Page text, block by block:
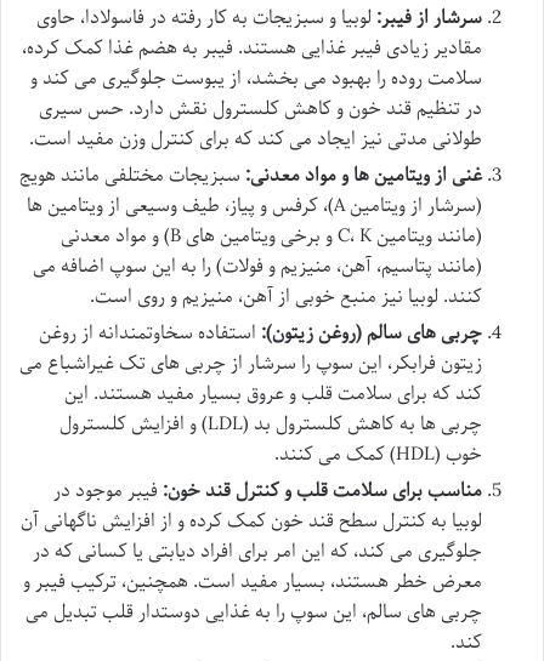
سرشار از فیبر:لوبیا و سبزیجات به کار رفته در فاسولادا، حاوی
مقادیر زیادی فیبر غذایی هستند. فیبر به هضم غذا کمک کرده،
سلامت روده را بهبود می بخشد، از یبوست جلوگیری می کند و
در تنظیم قند خون و کاهش کلسترول نقش دارد. حس سیری
طولانی مدتی نیز ایجاد می کند که برای کنترل وزن مفید است.
غنی از ویتامین ها و مواد معدنی: سبزیجات مختلفی مانند هویج
(سرشار از ویتامین A)، کرفس و پیاز، طیف وسیعی از ویتامین ها
(مانند ویتامین C، K و برخی ویتامین های B) و مواد معدنی
(مانند پتاسیم، آهن، منیزیم و فولات) را به این سوپ اضافه می
کنند. لوبیا نیز منبع خوبی از آهن، منیزیم و روی است.
چربی های سالم (روغن زیتون): استفاده سخاوتمندانه از روغن
زیتون فرابکر، این سوپ را سرشار از چربی های تک غیراشباع می
کند که برای سلامت قلب و عروق بسیار مفید هستند. این
چربی ها به کاهش کلسترول بد (LDL) و افزایش کلسترول
خوب (HDL) کمک می کنند.
مناسب برای سلامت قلب و کنترل قند خون: فیبر موجود در
لوبیا به کنترل سطح قند خون کمک کرده و از افزایش ناگهانی آن
جلوگیری می کند، که این امر برای افراد دیابتی یا کسانی که در
معرض خطر هستند، بسیار مفید است. همچنین، ترکیب فیبر و
چربی های سالم، این سوپ را به غذایی دوستدار قلب تبدیل می
کند.